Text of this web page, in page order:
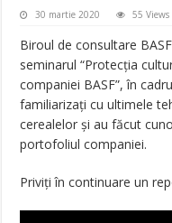
30 martie 2020 55 Views
Biroul de consultare
seminarul “Protecția
companiei BASF”, în
familiarizaţi cu ultimele
cerealelor şi au făcut
portofoliul companiei.
Priviți în continuare un